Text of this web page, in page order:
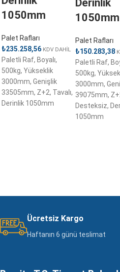
1050mm
Palet Rafları
₺235.258,56 KDV DAHİL
Paletli Raf, Boyalı,
500kg, Yükseklik
3000mm, Genişlik
33505mm, Z+2, Tavalı,
Derinlik 1050mm
Derinlik
1050mm
Palet Rafları
₺150.283,38
Paletli Raf,
500kg,
3000mm,
39075mm,
Desteksiz,
1050mm
Ücretsiz Kargo
Haftanın 6 günü teslimat